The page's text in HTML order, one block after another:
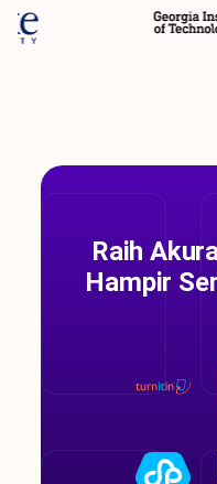
Raih
Hampir